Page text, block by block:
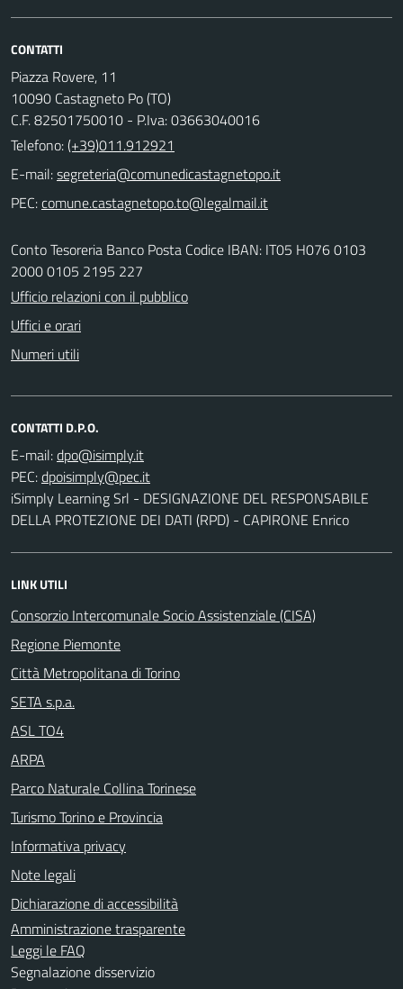
CONTATTI
Piazza Rovere, 11
10090 Castagneto Po (TO)
C.F. 82501750010 - P.Iva: 03663040016
Telefono:(+39)011.912921
E-mail:
PEC:
Conto Tesoreria Banco Posta Codice IBAN: IT05 H076 0103
2000 0105 2195 227
Ufficio relazioni con il pubblico
Uffici e orari
Numeri utili
CONTATTI D.P.O.
E-mail:
PEC:
iSimply Learning Srl - DESIGNAZIONE DEL RESPONSABILE
DELLA PROTEZIONE DEI DATI (RPD) - CAPIRONE Enrico
LINK UTILI
Consorzio Intercomunale Socio Assistenziale (CISA)
Regione Piemonte
Città Metropolitana di Torino
SETA s.p.a.
ASL TO4
ARPA
Parco Naturale Collina Torinese
Turismo Torino e Provincia
Informativa privacy
Note legali
Dichiarazione di accessibilità
Amministrazione trasparente
Leggi le FAQ
Segnalazione disservizio